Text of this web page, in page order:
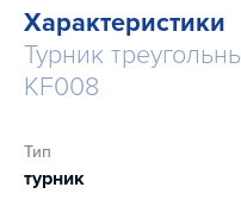
перекладине
мышцу. Конструкция
рук, что минимизирует
избежать травм.
Турник KF008 изготовлен
оборудование от
Характеристики
Турник
KF008
Тип
турник